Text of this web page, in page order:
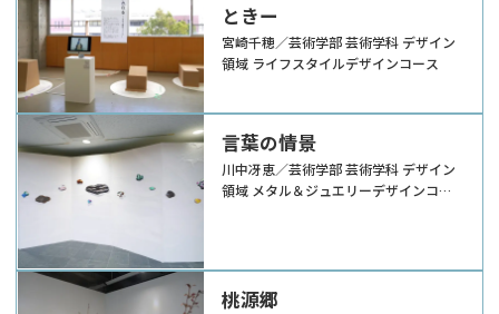
ときー
宮崎千穂／芸術学部 芸術学科 デザイン
領域 ライフスタイルデザインコース
言葉の情景
川中冴恵／芸術学部 芸術学科 デザイン
領域 メタル＆ジュエリーデザインコー
桃源郷